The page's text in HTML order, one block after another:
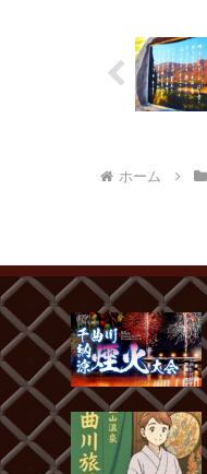
ホーム